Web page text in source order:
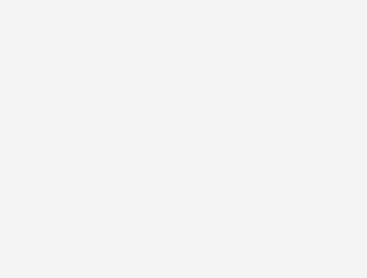
auf der Baustelle von außen
Lösung für die Verglasung von außen.
bzw. Verglasen gehören damit der
Verglasung von außen auch direkt auf der